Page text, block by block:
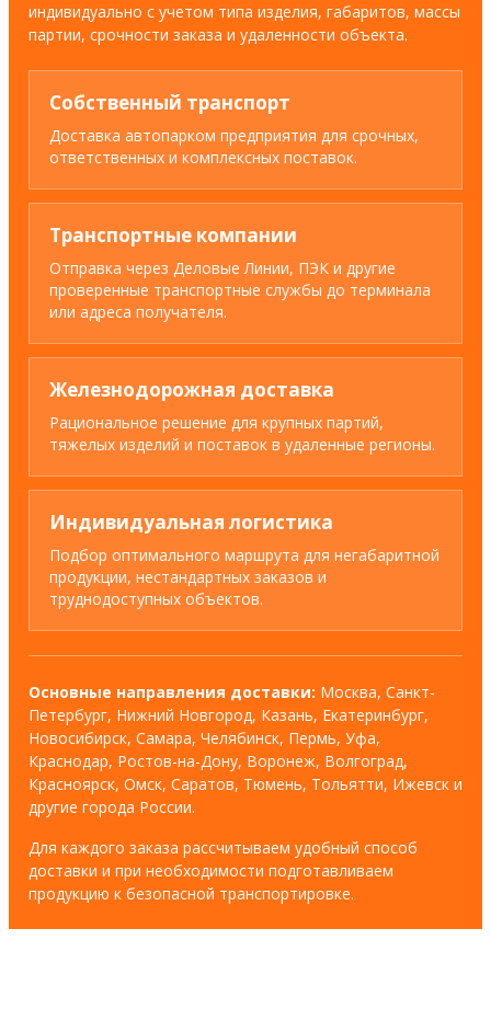
индивидуально с учетом типа изделия, габаритов, массы
партии, срочности заказа и удаленности объекта.
Собственный транспорт
Доставка автопарком предприятия для срочных,
ответственных и комплексных поставок.
Транспортные компании
Отправка через Деловые Линии, ПЭК и другие
проверенные транспортные службы до терминала
или адреса получателя.
Железнодорожная доставка
Рациональное решение для крупных партий,
тяжелых изделий и поставок в удаленные регионы.
Индивидуальная логистика
Подбор оптимального маршрута для негабаритной
продукции, нестандартных заказов и
труднодоступных объектов.
Основные направления доставки: Москва, Санкт-
Петербург, Нижний Новгород, Казань, Екатеринбург,
Новосибирск, Самара, Челябинск, Пермь, Уфа,
Краснодар, Ростов-на-Дону, Воронеж, Волгоград,
Красноярск, Омск, Саратов, Тюмень, Тольятти, Ижевск и
другие города России.
Для каждого заказа рассчитываем удобный способ
доставки и при необходимости подготавливаем
продукцию к безопасной транспортировке.